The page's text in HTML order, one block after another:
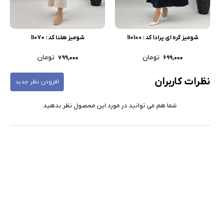
شومیز گره ای پرادا کد : 110100
۶۹۹,۰۰۰ تومان
شومیز هلنا کد : 11070
۷۹۹,۰۰۰ تومان
نظرات کاربران افزودن نظر جدید
شما هم می توانید در مورد این محصول نظر بدهید